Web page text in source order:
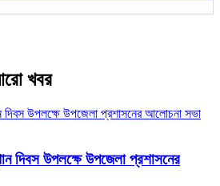
খবর
দিবস উপলক্ষে উপজেলা প্রশাসনের